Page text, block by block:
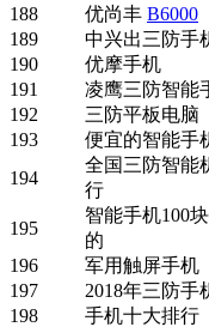
188
优尚丰 B6000
189
中兴出三防手
190
优摩手机
191
凌鹰三防智能
192
三防平板电脑
193
便宜的智能手
194
全国三防智能
行
195
智能手机100
的
196
军用触屏手机
197
2018年三防手
198
手机十大排行